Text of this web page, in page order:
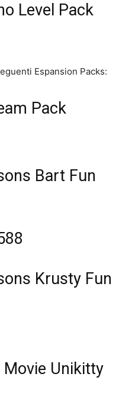
Level Pack
Espansion Packs:
Pack
Bart Fun
Krusty Fun
Movie Unikitty